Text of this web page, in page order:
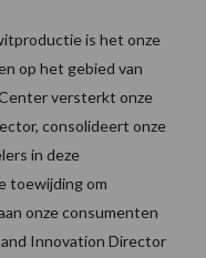
is het onze
op het gebied van
versterkt onze
consolideert onze
in deze
toewijding om
onze consumenten
and Innovation Director